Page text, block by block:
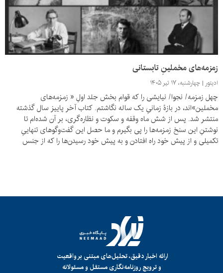
زمزمه‌های مخملینِ تابستانی
ادیتور چهارشنبه، ۱۷ تیر ۱۴۰۵
چهل زمزمه/ نجوا/ نیایشی را که قوام بخش جلد اولِ « زمزمه‌های
مخملین»اند، در بازۀ زمانیِ یک ساله نگاشتم. کتاب آخر پاییز سال گذشته
منتشر شد. پس از شش ماه وقفه و سکوت و نظاره‌گری، بر آن شده‌ام تا
نوشتنِ این سنخ زمزمه‌ها را پی بگیرم و ما حصل این گفت‌وگوهای تنهاییِ
تکمیلی و از پیش خود راه افتادن و به پیش خود رسیدن‌ها را که از جنس
ارائه اخبار دقیق، تحلیل‌های مبتنی بر واقعیت
و ترویج روزنامه‌نگاری مستقل و مسئولانه